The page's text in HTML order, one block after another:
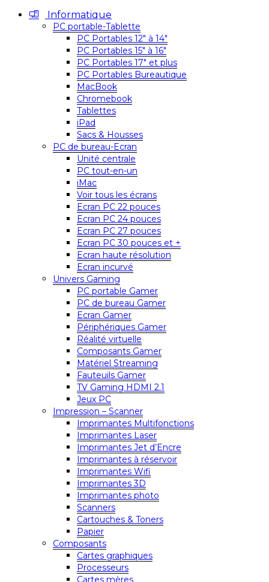
Informatique
PC portable-Tablette
PC Portables 12″ à 14″
PC Portables 15″ à 16″
PC Portables 17″ et plus
PC Portables Bureautique
MacBook
Chromebook
Tablettes
iPad
Sacs & Housses
PC de bureau-Ecran
Unité centrale
PC tout-en-un
iMac
Voir tous les écrans
Ecran PC 22 pouces
Ecran PC 24 pouces
Ecran PC 27 pouces
Ecran PC 30 pouces et +
Ecran haute résolution
Ecran incurvé
Univers Gaming
PC portable Gamer
PC de bureau Gamer
Ecran Gamer
Périphériques Gamer
Réalité virtuelle
Composants Gamer
Matériel Streaming
Fauteuils Gamer
TV Gaming HDMI 2.1
Jeux PC
Impression – Scanner
Imprimantes Multifonctions
Imprimantes Laser
Imprimantes Jet d’Encre
Imprimantes à réservoir
Imprimantes Wifi
Imprimantes 3D
Imprimantes photo
Scanners
Cartouches & Toners
Papier
Composants
Cartes graphiques
Processeurs
Cartes mères